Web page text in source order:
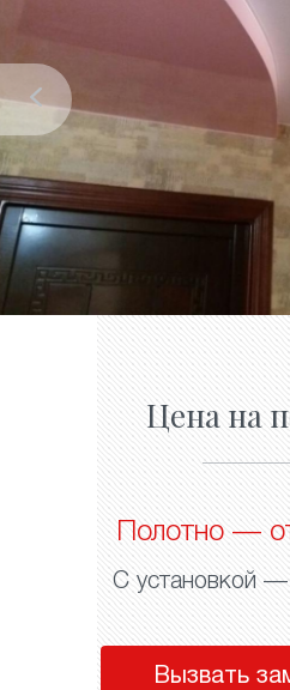
Цена на
Полотно —
С установкой
Вызвать